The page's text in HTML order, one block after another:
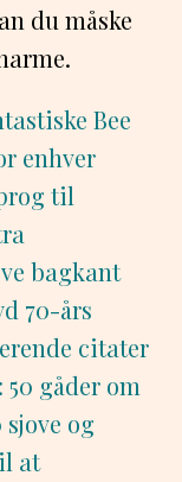
du måske
Bee
enhver
til
bagkant
70-års
citater
gåder om
sjove og
at